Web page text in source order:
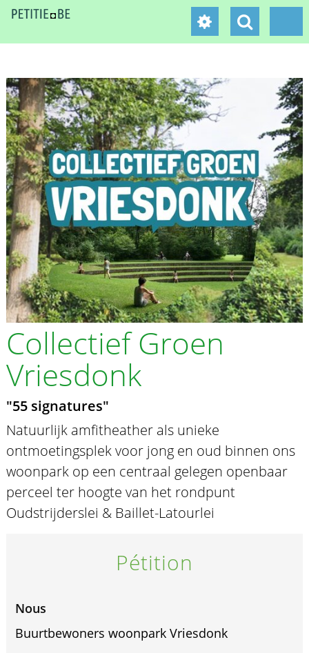
Collectief Groen
Vriesdonk
"55 signatures"
Natuurlijk amfitheather als unieke
ontmoetingsplek voor jong en oud binnen ons
woonpark op een centraal gelegen openbaar
perceel ter hoogte van het rondpunt
Oudstrijderslei & Baillet-Latourlei
Pétition
Nous
Buurtbewoners woonpark Vriesdonk